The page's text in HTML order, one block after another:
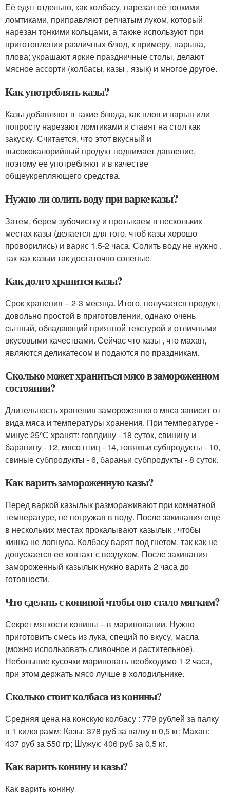
Её едят отдельно, как колбасу, нарезая её тонкими
ломтиками, приправляют репчатым луком, который
нарезан тонкими кольцами, а также используют при
приготовлении различных блюд, к примеру, нарына,
плова; украшают яркие праздничные столы, делают
мясное ассорти (колбасы, казы , язык) и многое другое.
Как употреблять казы?
Казы добавляют в такие блюда, как плов и нарын или
попросту нарезают ломтиками и ставят на стол как
закуску. Считается, что этот вкусный и
высококалорийный продукт поднимает давление,
поэтому ее употребляют и в качестве
общеукрепляющего средства.
Нужно ли солить воду при варке казы?
Затем, берем зубочистку и протыкаем в нескольких
местах казы (делается для того, чтоб казы хорошо
проворились) и варис 1.5-2 часа. Солить воду не нужно ,
так как казыи так достаточно соленые.
Как долго хранится казы?
Срок хранения – 2-3 месяца. Итого, получается продукт,
довольно простой в приготовлении, однако очень
сытный, обладающий приятной текстурой и отличными
вкусовыми качествами. Сейчас что казы , что махан,
являются деликатесом и подаются по праздникам.
Сколько может храниться мясо в замороженном
состоянии?
Длительность хранения замороженного мяса зависит от
вида мяса и температуры хранения. При температуре -
минус 25°С хранят: говядину - 18 суток, свинину и
баранину - 12, мясо птиц - 14, говяжьи субпродукты - 10,
свиные субпродукты - 6, бараньи субпродукты - 8 суток.
Как варить замороженную казы?
Перед варкой казылык размораживают при комнатной
температуре, не погружая в воду. После закипания еще
в нескольких местах прокалывают казылык , чтобы
кишка не лопнула. Колбасу варят под гнетом, так как не
допускается ее контакт с воздухом. После закипания
замороженный казылык нужно варить 2 часа до
готовности.
Что сделать с кониной чтобы оно стало мягким?
Секрет мягкости конины – в мариновании. Нужно
приготовить смесь из лука, специй по вкусу, масла
(можно использовать сливочное и растительное).
Небольшие кусочки мариновать необходимо 1-2 часа,
при этом держать мясо лучше в холодильнике.
Сколько стоит колбаса из конины?
Средняя цена на конскую колбасу : 779 рублей за палку
в 1 килограмм; Казы: 378 руб за палку в 0,5 кг; Махан:
437 руб за 550 гр; Шужук: 406 руб за 0,5 кг.
Как варить конину и казы?
Как варить конину